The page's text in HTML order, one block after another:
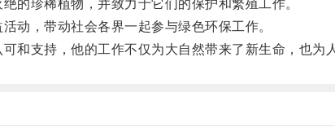
珍稀植物，并致力于它们的保护和繁殖工作。
，带动社会各界一起参与绿色环保工作。
支持，他的工作不仅为大自然带来了新生命，也为